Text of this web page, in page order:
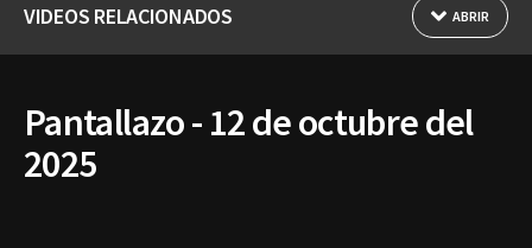
VIDEOS RELACIONADOS ABRIR
Pantallazo - 12 de octubre del
2025